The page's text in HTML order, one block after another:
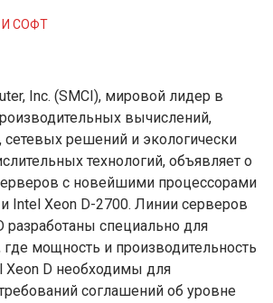
И СОФТ
Inc. (SMCI), мировой лидер в
вычислений,
сетевых решений и экологически
технологий, объявляет о
с новейшими процессорами
Intel Xeon D-2700. Линии серверов
разработаны специально для
мощность и производительность
Xeon D необходимы для
соглашений об уровне